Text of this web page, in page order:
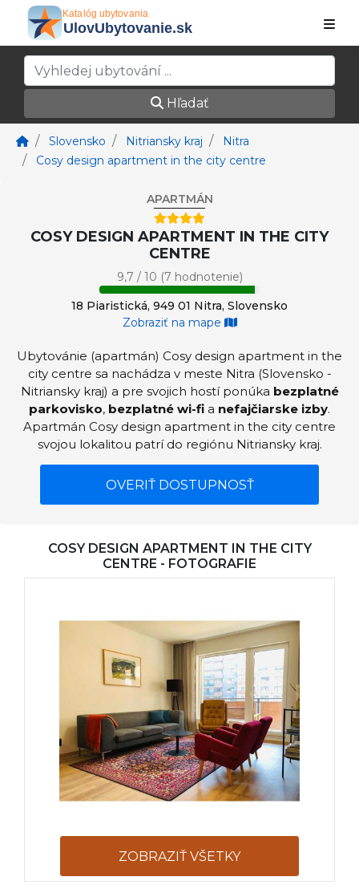
Hľadať
Slovensko Nitriansky kraj
Nitra
Cosy design apartment in the city centre
APARTMÁN
COSY DESIGN APARTMENT IN THE CITY
CENTRE
9,7 / 10 (7 hodnotenie)
18 Piaristická, 949 01 Nitra, Slovensko
Zobraziť na mape
Ubytovánie (apartmán) Cosy design apartment in the
city centre sa nachádza v meste Nitra (Slovensko -
Nitriansky kraj) a pre svojich hostí ponúka bezplatné
parkovisko, bezplatné wi-fi a nefajčiarske izby.
Apartmán Cosy design apartment in the city centre
svojou lokalitou patrí do regiónu Nitriansky kraj.
OVERIŤ DOSTUPNOSŤ
COSY DESIGN APARTMENT IN THE CITY
CENTRE - FOTOGRAFIE
ZOBRAZIŤ VŠETKY